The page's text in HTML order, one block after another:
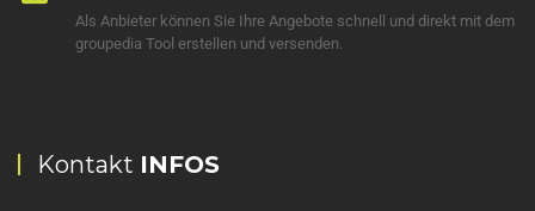
Als Anbieter können Sie Ihre Angebote schnell und direkt mit dem
groupedia Tool erstellen und versenden.
Kontakt INFOS